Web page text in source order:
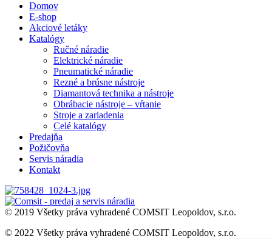
Domov
E-shop
Akciové letáky
Katalógy
Ručné náradie
Elektrické náradie
Pneumatické náradie
Rezné a brúsne nástroje
Diamantová technika a nástroje
Obrábacie nástroje – vŕtanie
Stroje a zariadenia
Celé katalógy
Predajňa
Požičovňa
Servis náradia
Kontakt
© 2019 Všetky práva vyhradené COMSIT Leopoldov, s.r.o.
© 2022 Všetky práva vyhradené COMSIT Leopoldov, s.r.o.